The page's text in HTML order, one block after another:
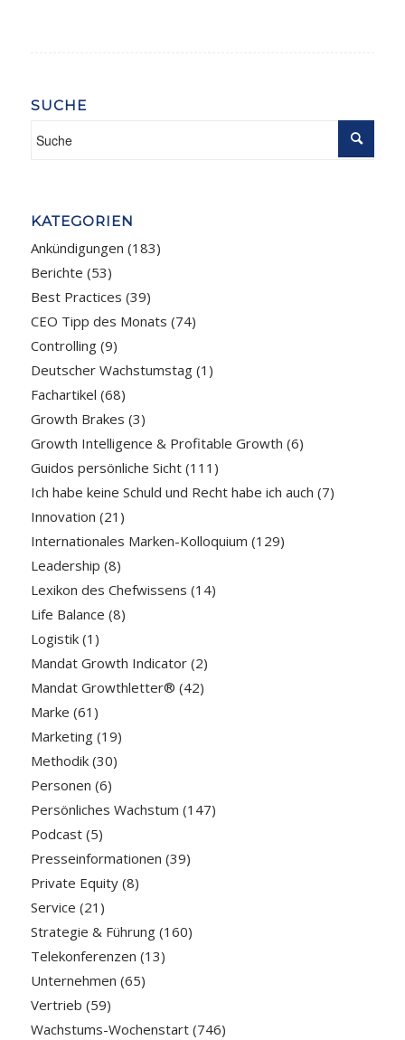
SUCHE
KATEGORIEN
Ankündigungen (183)
Berichte (53)
Best Practices (39)
CEO Tipp des Monats (74)
Controlling(9)
Deutscher Wachstumstag(1)
Fachartikel (68)
Growth Brakes (3)
Growth Intelligence & Profitable Growth (6)
Guidos persönliche Sicht(111)
Ich habe keine Schuld und Recht habe ich auch (7)
Innovation (21)
Internationales Marken-Kolloquium (129)
Leadership (8)
Lexikon des Chefwissens (14)
Life Balance (8)
Logistik(1)
Mandat Growth Indicator(2)
Mandat Growthletter® (42)
Marke (61)
Marketing(19)
Methodik(30)
Personen (6)
Persönliches Wachstum (147)
Podcast(5)
Presseinformationen (39)
Private Equity(8)
Service (21)
Strategie & Führung(160)
Telekonferenzen (13)
Unternehmen (65)
Vertrieb (59)
Wachstums-Wochenstart(746)